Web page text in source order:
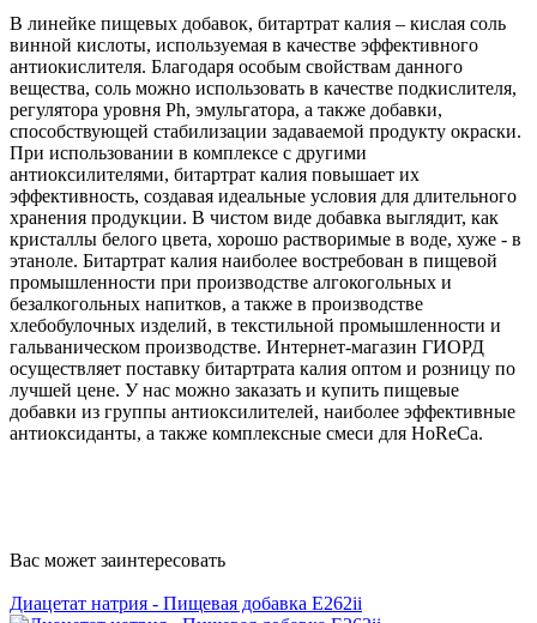
В линейке пищевых добавок, битартрат калия – кислая соль
винной кислоты, используемая в качестве эффективного
антиокислителя. Благодаря особым свойствам данного
вещества, соль можно использовать в качестве подкислителя,
регулятора уровня Ph, эмульгатора, а также добавки,
способствующей стабилизации задаваемой продукту окраски.
При использовании в комплексе с другими
антиоксилителями, битартрат калия повышает их
эффективность, создавая идеальные условия для длительного
хранения продукции. В чистом виде добавка выглядит, как
кристаллы белого цвета, хорошо растворимые в воде, хуже - в
этаноле. Битартрат калия наиболее востребован в пищевой
промышленности при производстве алгокогольных и
безалкогольных напитков, а также в производстве
хлебобулочных изделий, в текстильной промышленности и
гальваническом производстве. Интернет-магазин ГИОРД
осуществляет поставку битартрата калия оптом и розницу по
лучшей цене. У нас можно заказать и купить пищевые
добавки из группы антиоксилителей, наиболее эффективные
антиоксиданты, а также комплексные смеси для HoReCa.
Вас может заинтересовать
Диацетат натрия - Пищевая добавка Е262ii